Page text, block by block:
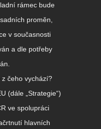
rámec bude
proměn,
v současnosti
a dle potřeby
čeho vychází?
(dále „Strategie“)
ve spolupráci
hlavních